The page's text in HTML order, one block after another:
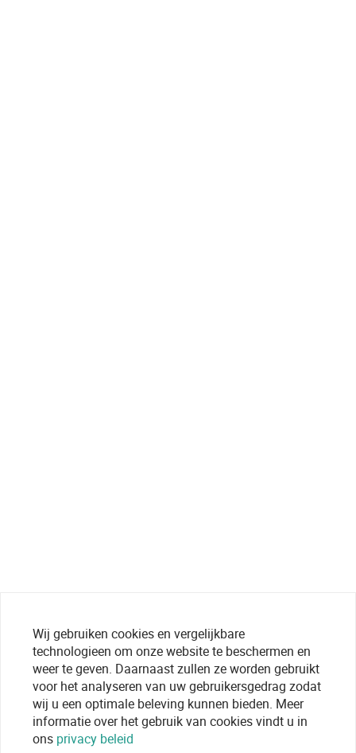
Wij gebruiken cookies en vergelijkbare
technologieen om onze website te beschermen en
weer te geven. Daarnaast zullen ze worden gebruikt
voor het analyseren van uw gebruikersgedrag zodat
wij u een optimale beleving kunnen bieden. Meer
informatie over het gebruik van cookies vindt u in
ons privacy beleid